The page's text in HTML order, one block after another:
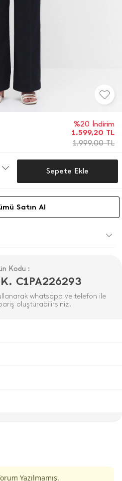
%20 İndirim
1.599,20 TL
1.999,00TL
Sepete Ekle
Satın Al
Kodu :
C1PA226293
whatsapp ve telefon ile
oluşturabilirsiniz.
Yazılmamış.